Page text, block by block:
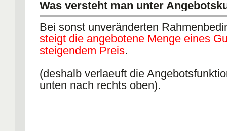
Was versteht man unter
Bei sonst unveränderten
steigt die angebotene Menge eines
steigendem Preis.
(deshalb verlaeuft die
unten nach rechts oben).